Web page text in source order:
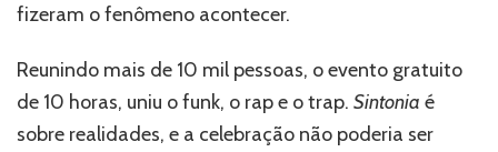
fizeram o fenômeno acontecer.
Reunindo mais de 10 mil pessoas, o evento gratuito
de 10 horas, uniu o funk, o rap e o trap. Sintonia é
sobre realidades, e a celebração não poderia ser